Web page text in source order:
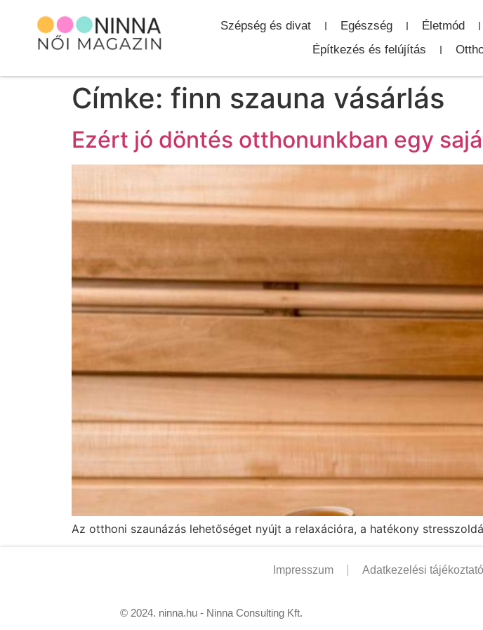
Szépség és divat Egészség Életmód
Építkezés és felújítás
Címke: finn szauna vásárlás
Ezért jó döntés otthonunkban egy
Az otthoni szaunázás lehetőséget nyújt a relaxációra, a hatékony
Impresszum Adatkezelési tájékoztató
© 2024. ninna.hu - Ninna Consulting Kft.